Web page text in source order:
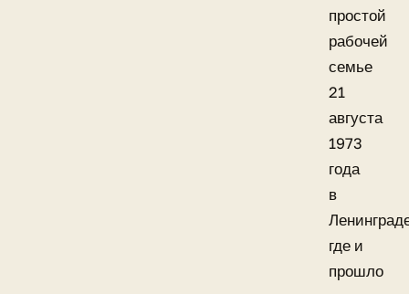
простой
рабочей
семье
21
августа
1973
года
в
где и
прошло